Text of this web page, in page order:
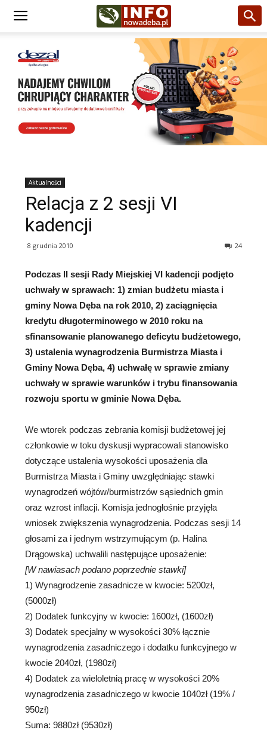
Aktualności
Relacja z 2 sesji VI
kadencji
8 grudnia 2010 24
Podczas II sesji Rady Miejskiej VI kadencji podjęto
uchwały w sprawach: 1) zmian budżetu miasta i
gminy Nowa Dęba na rok 2010, 2) zaciągnięcia
kredytu długoterminowego w 2010 roku na
sfinansowanie planowanego deficytu budżetowego,
3) ustalenia wynagrodzenia Burmistrza Miasta i
Gminy Nowa Dęba, 4) uchwałę w sprawie zmiany
uchwały w sprawie warunków i trybu finansowania
rozwoju sportu w gminie Nowa Dęba.
We wtorek podczas zebrania komisji budżetowej jej
członkowie w toku dyskusji wypracowali stanowisko
dotyczące ustalenia wysokości uposażenia dla
Burmistrza Miasta i Gminy uwzględniając stawki
wynagrodzeń wójtów/burmistrzów sąsiednich gmin
oraz wzrost inflacji. Komisja jednogłośnie przyjęła
wniosek zwiększenia wynagrodzenia. Podczas sesji 14
głosami za i jednym wstrzymującym (p. Halina
Drągowska) uchwalili następujące uposażenie:
[W nawiasach podano poprzednie stawki]
1) Wynagrodzenie zasadnicze w kwocie: 5200zł,
(5000zł)
2) Dodatek funkcyjny w kwocie: 1600zł, (1600zł)
3) Dodatek specjalny w wysokości 30% łącznie
wynagrodzenia zasadniczego i dodatku funkcyjnego w
kwocie 2040zł, (1980zł)
4) Dodatek za wieloletnią pracę w wysokości 20%
wynagrodzenia zasadniczego w kwocie 1040zł (19% /
950zł)
Suma: 9880zł (9530zł)